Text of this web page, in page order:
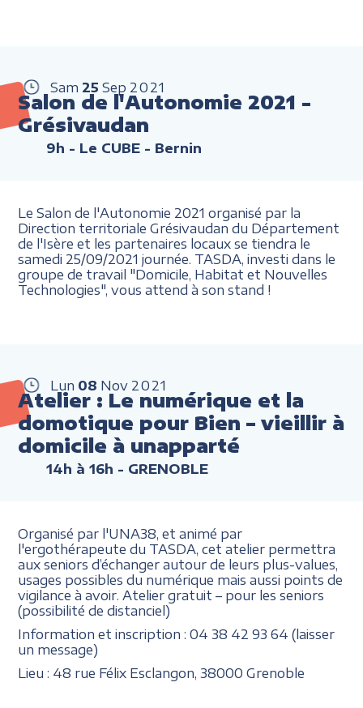
Sam 25 Sep 2021
Salon de l'Autonomie 2021 -
Grésivaudan
9h - Le CUBE - Bernin
Le Salon de l'Autonomie 2021 organisé par la
Direction territoriale Grésivaudan du Département
de l'Isère et les partenaires locaux se tiendra le
samedi 25/09/2021 journée. TASDA, investi dans le
groupe de travail "Domicile, Habitat et Nouvelles
Technologies", vous attend à son stand !
Lun 08 Nov 2021
Atelier : Le numérique et la
domotique pour Bien – vieillir à
domicile à unapparté
14h à 16h - GRENOBLE
Organisé par l'UNA38, et animé par
l'ergothérapeute du TASDA, cet atelier permettra
aux seniors d’échanger autour de leurs plus-values,
usages possibles du numérique mais aussi points de
vigilance à avoir. Atelier gratuit – pour les seniors
(possibilité de distanciel)
Information et inscription : 04 38 42 93 64 (laisser
un message)
Lieu : 48 rue Félix Esclangon, 38000 Grenoble